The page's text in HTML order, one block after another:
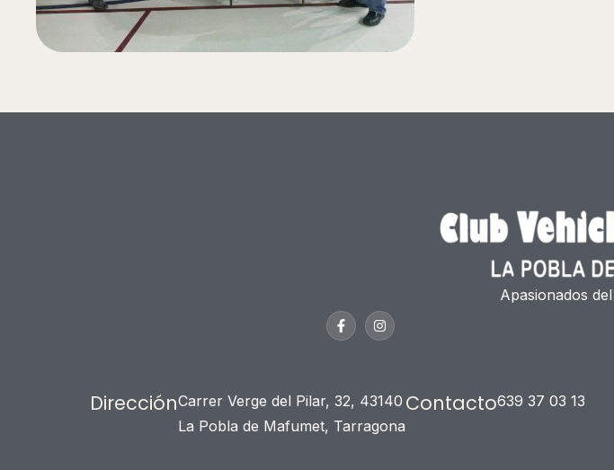
Apasionados
DirecciónCarrer Verge del Pilar, 32, 43140
La Pobla de Mafumet, Tarragona
Contacto639 37 03 13